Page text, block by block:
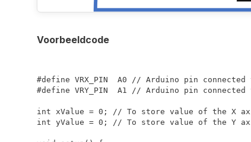
Voorbeeldcode
#define VRX_PIN  A0 // Arduino pin connected
#define VRY_PIN  A1 // Arduino pin connected
int xValue = 0; // To store value of the X
int yValue = 0; // To store value of the Y